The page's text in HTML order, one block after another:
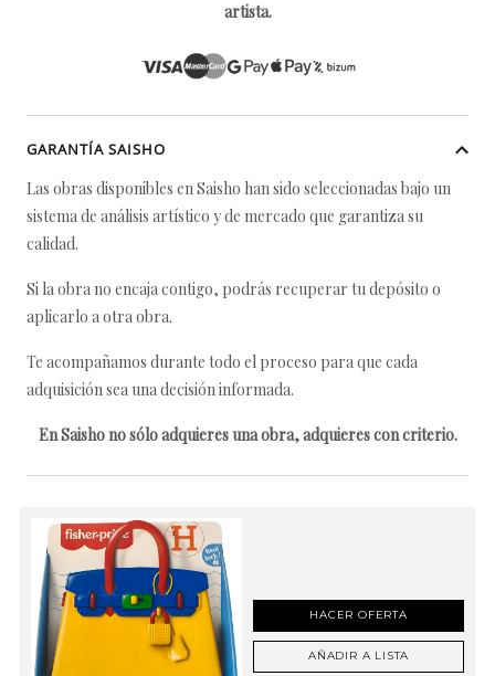
artista.
GARANTÍA SAISHO
Las obras disponibles en Saisho han sido seleccionadas bajo un
sistema de análisis artístico y de mercado que garantiza su
calidad.
Si la obra no encaja contigo, podrás recuperar tu depósito o
aplicarlo a otra obra.
Te acompañamos durante todo el proceso para que cada
adquisición sea una decisión informada.
En Saisho no sólo adquieres una obra, adquieres con criterio.
HACER OFERTA
AÑADIR A LISTA